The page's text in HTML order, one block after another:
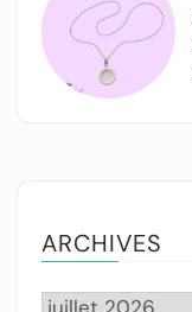
ARCHIVES